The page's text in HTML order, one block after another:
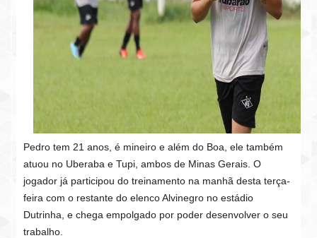
Pedro tem 21 anos, é mineiro e além do Boa, ele também
atuou no Uberaba e Tupi, ambos de Minas Gerais. O
jogador já participou do treinamento na manhã desta terça-
feira com o restante do elenco Alvinegro no estádio
Dutrinha, e chega empolgado por poder desenvolver o seu
trabalho.